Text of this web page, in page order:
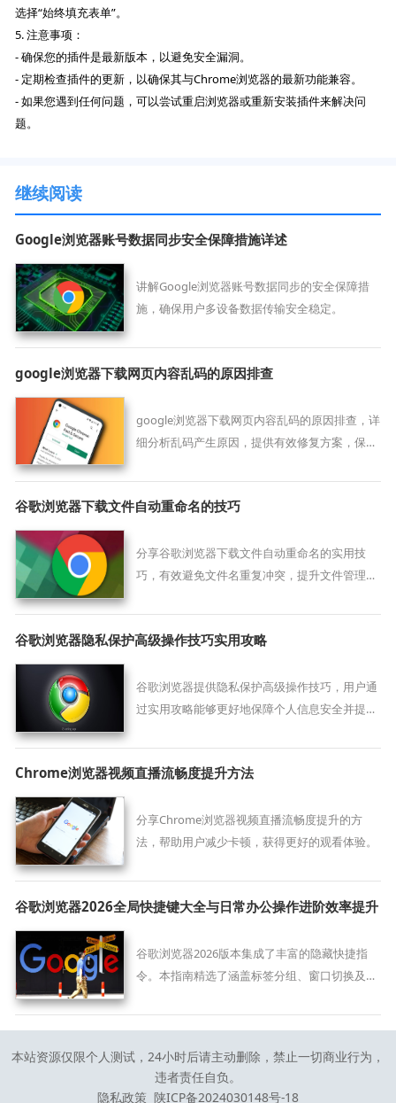
选择“始终填充表单”。
5. 注意事项：
- 确保您的插件是最新版本，以避免安全漏洞。
- 定期检查插件的更新，以确保其与Chrome浏览器的最新功能兼容。
- 如果您遇到任何问题，可以尝试重启浏览器或重新安装插件来解决问
题。
继续阅读
Google浏览器账号数据同步安全保障措施详述
讲解Google浏览器账号数据同步的安全保障措
施，确保用户多设备数据传输安全稳定。
google浏览器下载网页内容乱码的原因排查
google浏览器下载网页内容乱码的原因排查，详
细分析乱码产生原因，提供有效修复方案，保障
谷歌浏览器下载文件自动重命名的技巧
分享谷歌浏览器下载文件自动重命名的实用技
巧，有效避免文件名重复冲突，提升文件管理效
谷歌浏览器隐私保护高级操作技巧实用攻略
谷歌浏览器提供隐私保护高级操作技巧，用户通
过实用攻略能够更好地保障个人信息安全并提升
Chrome浏览器视频直播流畅度提升方法
分享Chrome浏览器视频直播流畅度提升的方
法，帮助用户减少卡顿，获得更好的观看体验。
谷歌浏览器2026全局快捷键大全与日常办公操作进阶效率提升
谷歌浏览器2026版本集成了丰富的隐藏快捷指
令。本指南精选了涵盖标签分组、窗口切换及高
键盘实现网页浏览的极致效率提升。
本站资源仅限个人测试，24小时后请主动删除，禁止一切商业行为，
违者责任自负。
隐私政策 陕ICP备2024030148号-18